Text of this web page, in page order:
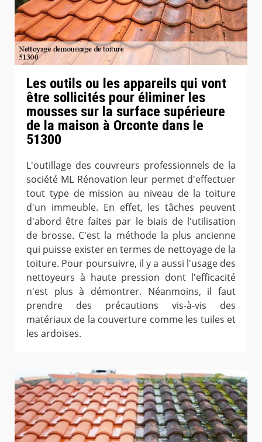
Les outils ou les appareils qui vont
être sollicités pour éliminer les
mousses sur la surface supérieure
de la maison à Orconte dans le
51300
L'outillage des couvreurs professionnels de la
société ML Rénovation leur permet d'effectuer
tout type de mission au niveau de la toiture
d'un immeuble. En effet, les tâches peuvent
d'abord être faites par le biais de l'utilisation
de brosse. C'est la méthode la plus ancienne
qui puisse exister en termes de nettoyage de la
toiture. Pour poursuivre, il y a aussi l'usage des
nettoyeurs à haute pression dont l'efficacité
n'est plus à démontrer. Néanmoins, il faut
prendre des précautions vis-à-vis des
matériaux de la couverture comme les tuiles et
les ardoises.